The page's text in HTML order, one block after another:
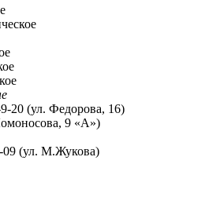
20 (ул. Федорова, 16)
9 «А»)
09 (ул. М.Жукова)